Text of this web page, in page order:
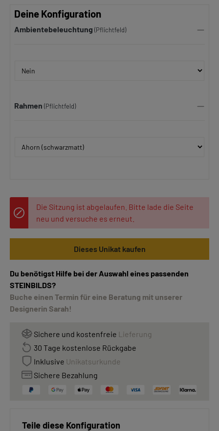
Deine Konfiguration
Ambientebeleuchtung (Pflichtfeld)
Rahmen (Pflichtfeld)
Die Sitzung ist abgelaufen. Bitte lade die Seite
neu und versuche es erneut.
Dieses Unikat kaufen
Du benötigst Hilfe bei der Auswahl eines passenden
STEINBILDS?
Buche einen Termin für eine Beratung mit unserer
Designerin Sarah!
Sichere und kostenfreie Lieferung
30 Tage kostenlose Rückgabe
Inklusive Unikatsurkunde
Sichere Bezahlung
Teile diese Konfiguration